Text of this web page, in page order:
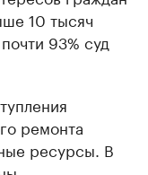
10 тысяч
93% суд
ремонта
ресурсы. В